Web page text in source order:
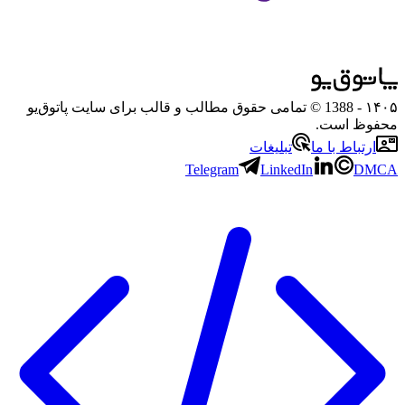
۱۴۰۵
- 1388 © تمامی حقوق مطالب و قالب برای سایت پاتوق‌یو
محفوظ است.
ارتباط با ما
تبلیغات
Telegram
LinkedIn DMCA